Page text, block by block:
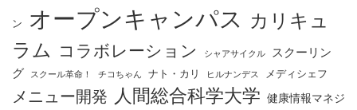
ン オープンキャンパス カリキュ
ラム コラボレーション シャアサイクル
スクーリン
グ
スクール革命！ チコちゃん ナト・カリ ヒルナンデス メディシェフ
メニュー開発 人間総合科学大学 健康情報マネジ